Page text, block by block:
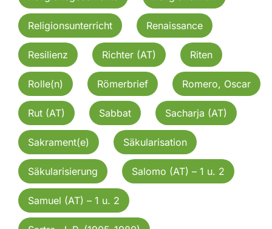
Religionsunterricht Renaissance
Resilienz Richter (AT) Riten
Rolle(n) Römerbrief Romero, Oscar
Rut (AT) Sabbat Sacharja (AT)
Sakrament(e) Säkularisation
Säkularisierung Salomo (AT) – 1 u. 2
Samuel (AT) – 1 u. 2